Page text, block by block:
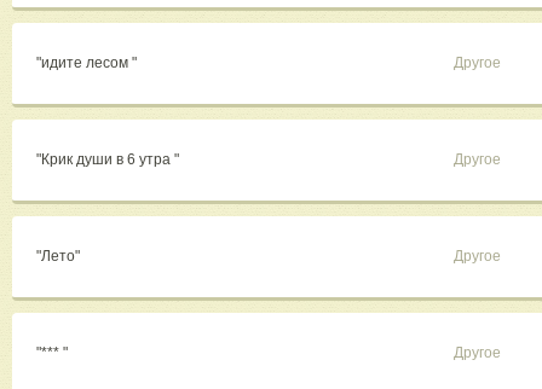
"идите лесом " Другое
"Крик души в 6 утра " Другое
"Лето" Другое
"*** " Другое